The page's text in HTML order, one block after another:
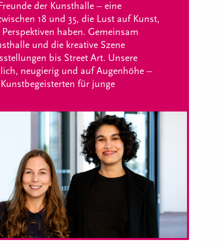
der Kunsthalle – eine
18 und 35, die Lust auf Kunst,
haben. Gemeinsam
und die kreative Szene
bis Street Art. Unsere
neugierig und auf Augenhöhe –
für junge